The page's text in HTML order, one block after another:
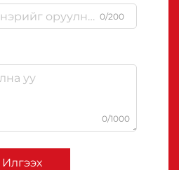
0/200
0/1000
Илгээх